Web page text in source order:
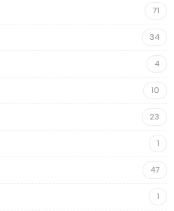
71
34
4
10
23
1
47
1